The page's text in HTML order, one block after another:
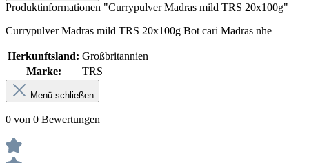
Produktinformationen "Currypulver Madras mild TRS 20x100g"
Currypulver Madras mild TRS 20x100g Bot cari Madras nhe
Herkunftsland: Großbritannien
Marke:
TRS
Menü schließen
0 von 0 Bewertungen